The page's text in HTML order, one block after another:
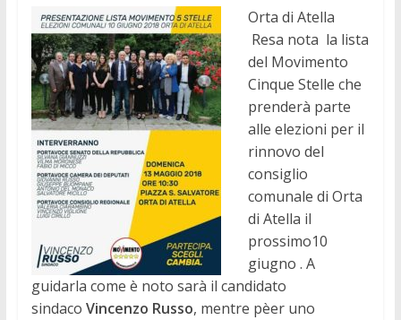
Orta di Atella
Resa nota la lista
del Movimento
Cinque Stelle che
prenderà parte
alle elezioni per il
rinnovo del
consiglio
comunale di Orta
di Atella il
prossimo10
giugno . A
guidarla come è noto sarà il candidato
sindaco Vincenzo Russo, mentre pèer uno